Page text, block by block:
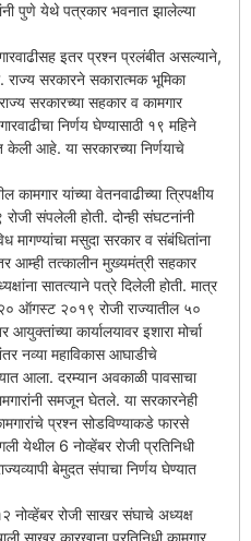
पुणे येथे पत्रकार भवनात झालेल्या
इतर प्रश्‍न प्रलंबीत असल्याने,
राज्य सरकारने सकारात्मक भूमिका
सरकारच्या सहकार व कामगार
निर्णय घेण्यासाठी १९ महिने
केली आहे. या सरकारच्या निर्णयाचे
यांच्या वेतनवाढीच्या त्रिपक्षीय
संपलेली होती. दोन्ही संघटनांनी
मागण्यांचा मसुदा सरकार व संबंधितांना
आम्ही तत्कालीन मुख्यमंत्री सहकार
सातत्याने पत्रे दिलेली होती. मात्र
२० ऑगस्ट २०१९ रोजी राज्यातील ५०
कार्यालयावर इशारा मोर्चा
नव्या महाविकास आघाडीचे
आला. दरम्यान अवकाळी पावसाचा
समजून घेतले. या सरकारनेही
प्रश्‍न सोडविण्याकडे फारसे
येथील 6 नोव्हेंबर रोजी प्रतिनिधी
बेमुदत संपाचा निर्णय घेण्यात
रोजी साखर संघाचे अध्यक्ष